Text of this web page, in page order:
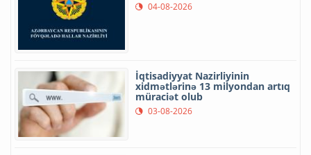
04-08-2026
İqtisadiyyat Nazirliyinin
xidmətlərinə 13 milyondan artıq
müraciət olub
03-08-2026